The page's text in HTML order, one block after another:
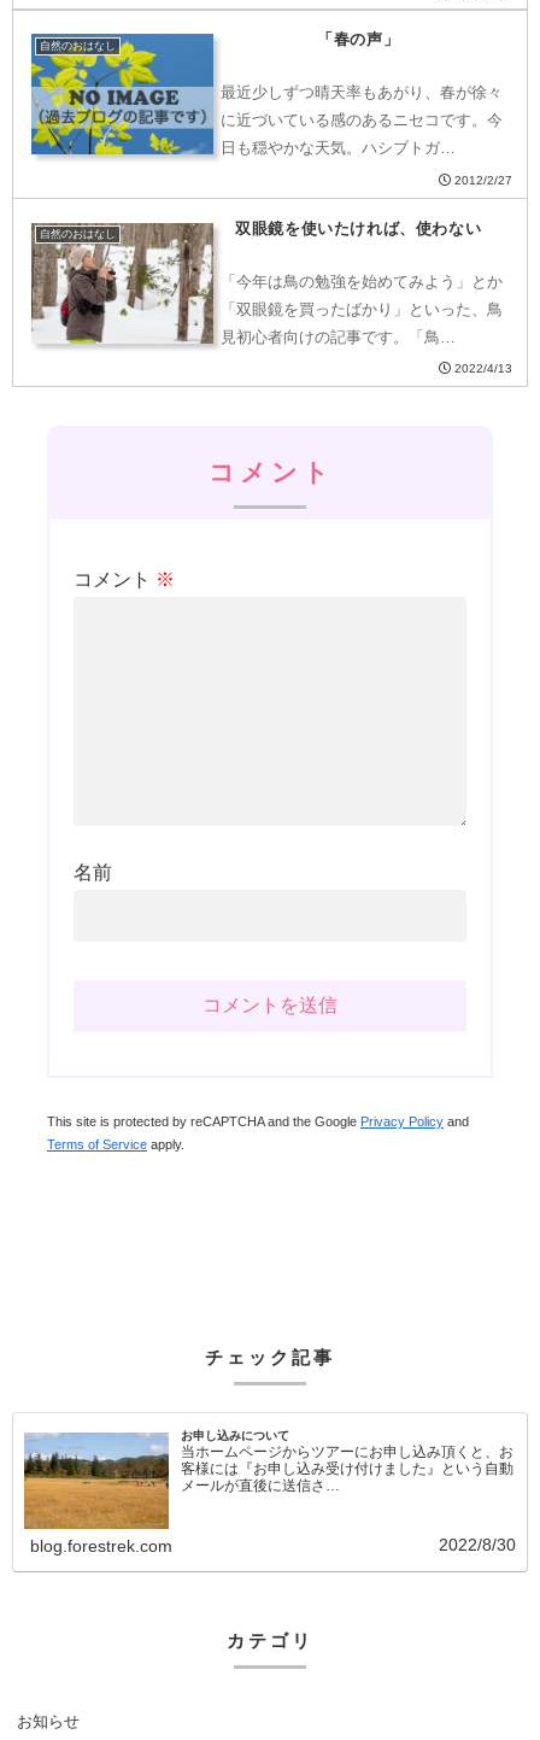
自然のおはなし 「春の声」
最近少しずつ晴天率もあがり、春が徐々
に近づいている感のあるニセコです。今
日も穏やかな天気。ハシブトガ…
2012/2/27
自然のおはなし 双眼鏡を使いたければ、使わない
「今年は鳥の勉強を始めてみよう」とか
「双眼鏡を買ったばかり」といった、鳥
見初心者向けの記事です。「鳥…
2022/4/13
コメント
コメント ※
名前
This site is protected by reCAPTCHA and the Google Privacy Policy and
Terms of Service apply.
チェック記事
お申し込みについて
当ホームページからツアーにお申し込み頂くと、お
客様には『お申し込み受け付けました』という自動
メールが直後に送信さ…
blog.forestrek.com 2022/8/30
カテゴリ
お知らせ